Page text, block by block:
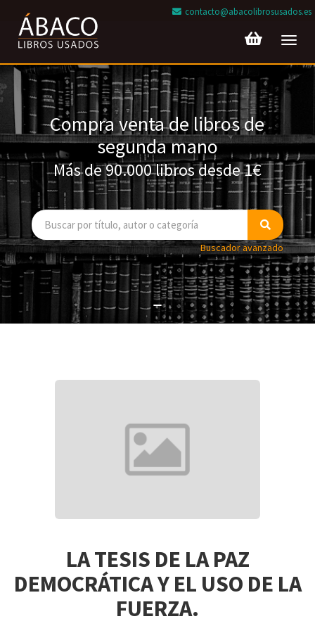
contacto@abacolibrosusados.es
Compra venta de libros de
segunda mano
Más de 90.000 libros desde 1€
Buscador avanzado
LA TESIS DE LA PAZ
DEMOCRÁTICA Y EL USO DE LA
FUERZA.